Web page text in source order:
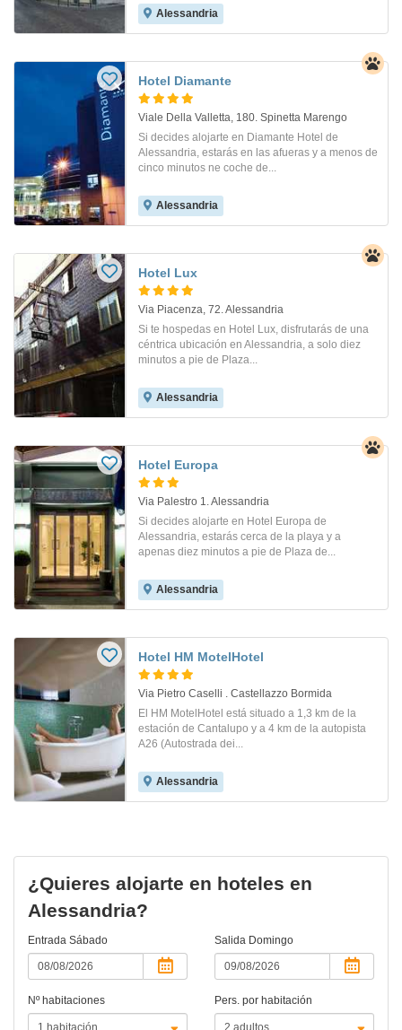
Alessandria
Hotel Diamante
Viale Della Valletta, 180. Spinetta Marengo
Si decides alojarte en Diamante Hotel de
Alessandria, estarás en las afueras y a menos de
cinco minutos ne coche de...
Alessandria
Hotel Lux
Via Piacenza, 72. Alessandria
Si te hospedas en Hotel Lux, disfrutarás de una
céntrica ubicación en Alessandria, a solo diez
minutos a pie de Plaza...
Alessandria
Hotel Europa
Via Palestro 1. Alessandria
Si decides alojarte en Hotel Europa de
Alessandria, estarás cerca de la playa y a
apenas diez minutos a pie de Plaza de...
Alessandria
Hotel HM MotelHotel
Via Pietro Caselli . Castellazzo Bormida
El HM MotelHotel está situado a 1,3 km de la
estación de Cantalupo y a 4 km de la autopista
A26 (Autostrada dei...
Alessandria
¿Quieres alojarte en hoteles en
Alessandria?
Entrada Sábado Salida Domingo
Nº habitaciones Pers. por habitación